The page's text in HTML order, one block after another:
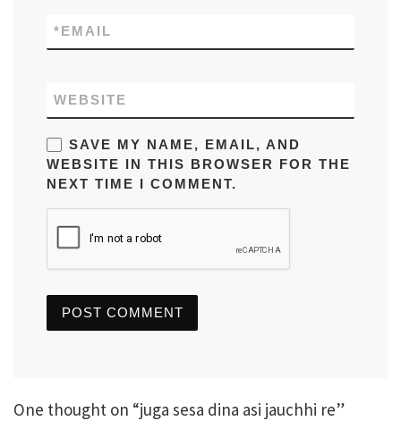
EMAIL
*
WEBSITE
SAVE MY NAME, EMAIL, AND
WEBSITE IN THIS BROWSER FOR THE
NEXT TIME I COMMENT.
One thought on “juga sesa dina asi jauchhi re”